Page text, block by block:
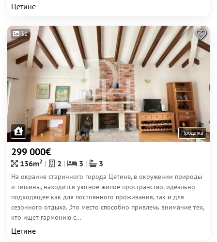
Цетине
31
Продажа
299 000€
136m2 2 3 3
На окраине старинного города Цетине, в окружении природы
и тишины, находится уютное жилое пространство, идеально
подходящее как для постоянного проживания, так и для
сезонного отдыха. Это место способно привлечь внимание тех,
кто ищет гармонию с...
Цетине